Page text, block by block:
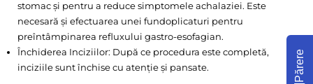
stomac și pentru a reduce simptomele achalaziei. Este
necesară și efectuarea unei fundoplicaturi pentru
preîntâmpinarea refluxului gastro-esofagian.
Închiderea Inciziilor: După ce procedura este completă,
inciziile sunt închise cu atenție și pansate.
Părere